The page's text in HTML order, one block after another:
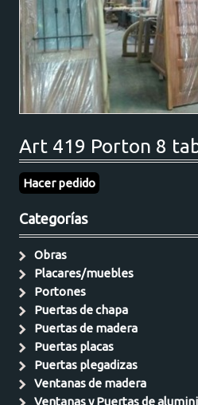
Art 419 Porton 8
Hacer pedido
Categorías
Obras
Placares/muebles
Portones
Puertas de chapa
Puertas de madera
Puertas placas
Puertas plegadizas
Ventanas de madera
Ventanas y Puertas de